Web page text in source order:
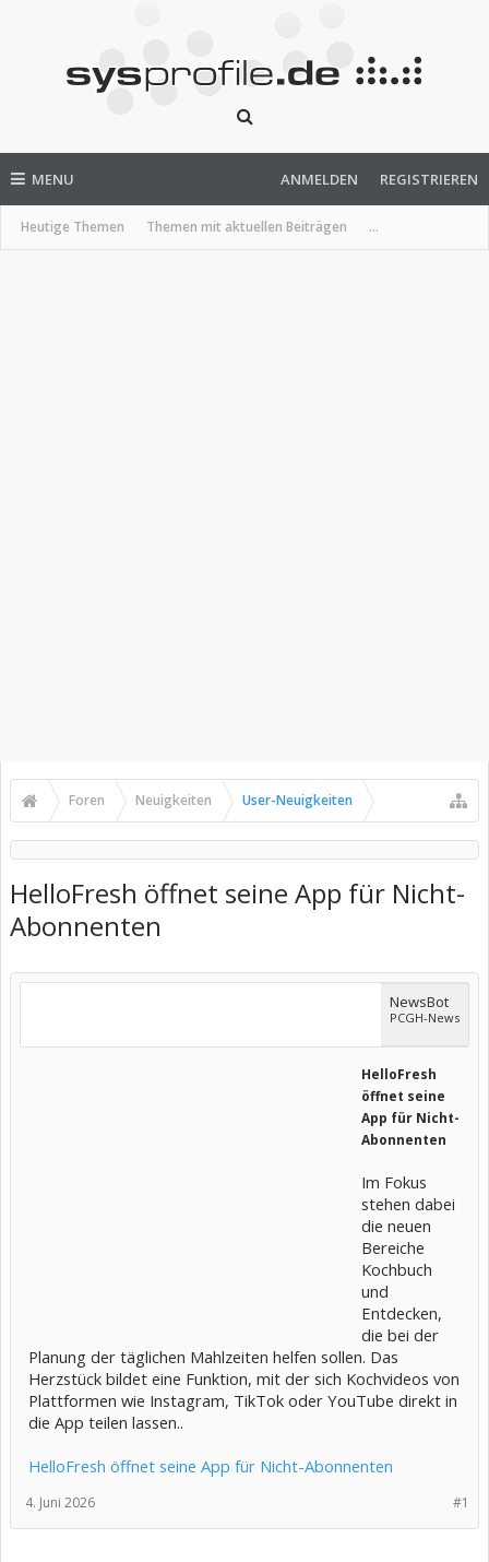
MENU
Heutige Themen Themen mit aktuellen Beiträgen ...
ANMELDEN REGISTRIEREN
Foren Neuigkeiten User-Neuigkeiten
HelloFresh öffnet seine App für Nicht-
Abonnenten
NewsBot
PCGH-News
HelloFresh
öffnet seine
App für Nicht-
Abonnenten
Im Fokus
stehen dabei
die neuen
Bereiche
Kochbuch
und
Entdecken,
die bei der
Planung der täglichen Mahlzeiten helfen sollen. Das
Herzstück bildet eine Funktion, mit der sich Kochvideos von
Plattformen wie Instagram, TikTok oder YouTube direkt in
die App teilen lassen..
HelloFresh öffnet seine App für Nicht-Abonnenten
#1
4. Juni 2026